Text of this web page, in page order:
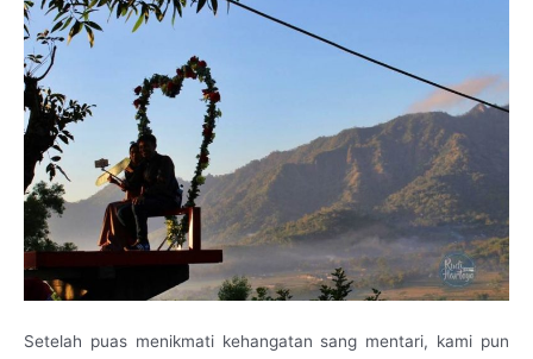
Setelah puas menikmati kehangatan sang mentari, kami pun